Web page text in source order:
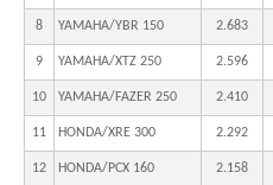
8 YAMAHA/YBR 150 2.683
9 YAMAHA/XTZ 250 2.596
10 YAMAHA/FAZER 250 2.410
11 HONDA/XRE 300 2.292
12 HONDA/PCX 160 2.158